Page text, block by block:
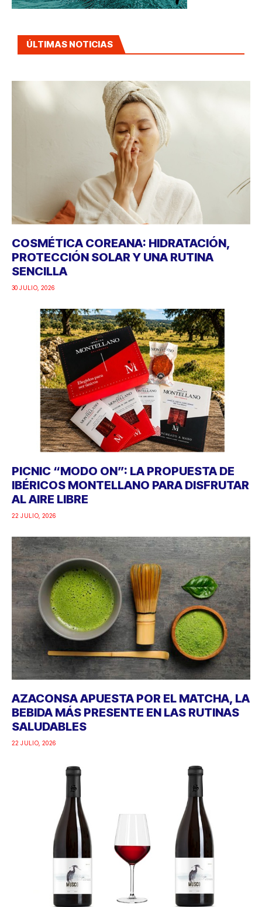
ÚLTIMAS NOTICIAS
COSMÉTICA COREANA: HIDRATACIÓN,
PROTECCIÓN SOLAR Y UNA RUTINA
SENCILLA
30 JULIO, 2026
PICNIC “MODO ON”: LA PROPUESTA DE
IBÉRICOS MONTELLANO PARA DISFRUTAR
AL AIRE LIBRE
22 JULIO, 2026
AZACONSA APUESTA POR EL MATCHA, LA
BEBIDA MÁS PRESENTE EN LAS RUTINAS
SALUDABLES
22 JULIO, 2026